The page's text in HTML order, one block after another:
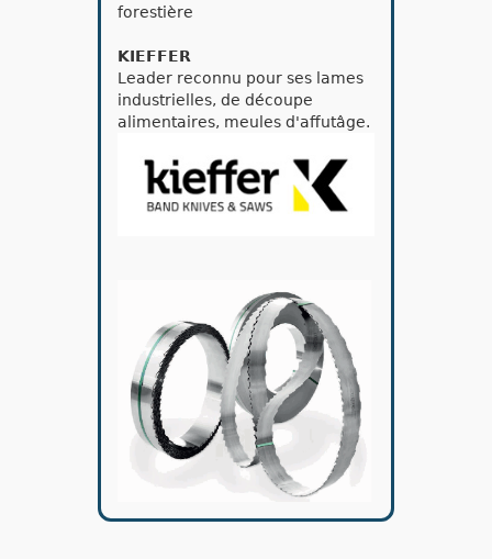
forestière
KIEFFER
Leader reconnu pour ses lames
industrielles, de découpe
alimentaires, meules d'affutâge.